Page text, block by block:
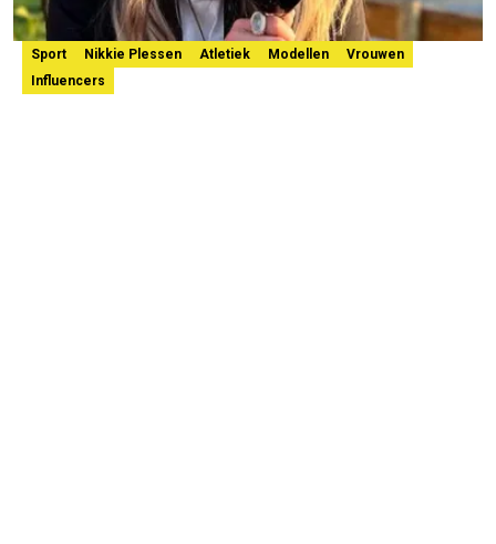
Sport Nikkie Plessen Atletiek Modellen
Vrouwen
Influencers